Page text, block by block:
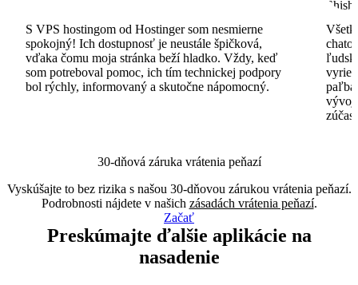
S VPS hostingom od Hostinger som nesmierne
spokojný! Ich dostupnosť je neustále špičková,
vďaka čomu moja stránka beží hladko. Vždy, keď
som potreboval pomoc, ich tím technickej podpory
bol rýchly, informovaný a skutočne nápomocný.
30-dňová záruka vrátenia peňazí
Vyskúšajte to bez rizika s našou 30-dňovou zárukou vrátenia peňazí.
Podrobnosti nájdete v našich zásadách vrátenia peňazí.
Začať
Preskúmajte ďalšie aplikácie na
nasadenie